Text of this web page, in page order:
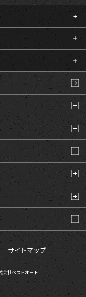
サイトマップ
社ベストオート